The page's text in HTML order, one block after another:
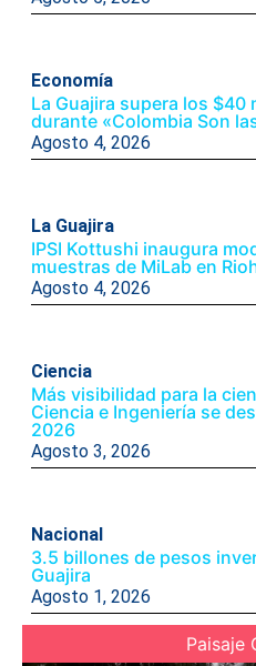
Economía
La Guajira supera los $40
durante «Colombia Son
Agosto 4, 2026
La Guajira
IPSI Kottushi inaugura
muestras de MiLab en
Agosto 4, 2026
Ciencia
Más visibilidad para la
Ciencia e Ingeniería se
2026
Agosto 3, 2026
Nacional
3.5 billones de pesos
Guajira
Agosto 1, 2026
Paisaje